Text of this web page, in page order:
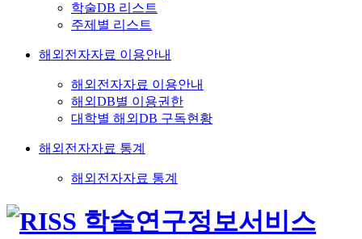
학술DB 리스트
주제별 리스트
해외전자자료 이용안내
해외전자자료 이용안내
해외DB별 이용권한
대학별 해외DB 구독현황
해외전자자료 통계
해외전자자료 통계